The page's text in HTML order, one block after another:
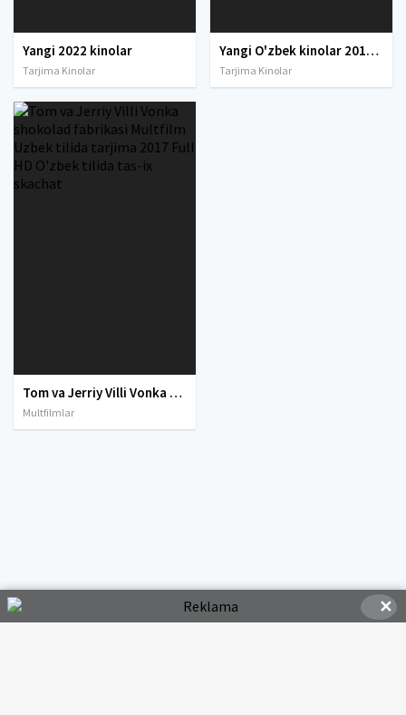
Yangi 2022 kinolar
Tarjima Kinolar
Yangi O'zbek kinolar 2010-2011-2012-2013-2014-2015-2016-2017-2018-2019-2020-2021-2022-2023-2024-2025 O'zbek tilida Uzbek tarjima Full HD
Tarjima Kinolar
Tom va Jerriy Villi Vonka shokolad fabrikasi Multfilm Uzbek tilida tarjima 2017 Full HD O'zbek tilida tas-ix skachat
Multfilmlar
✕